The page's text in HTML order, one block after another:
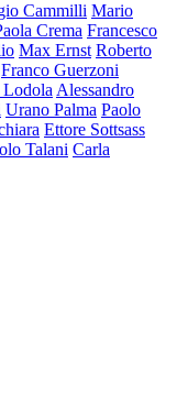
Cammilli Mario
Crema Francesco
Max Ernst Roberto
Franco Guerzoni
Alessandro
Urano Palma Paolo
Ettore Sottsass
Talani Carla